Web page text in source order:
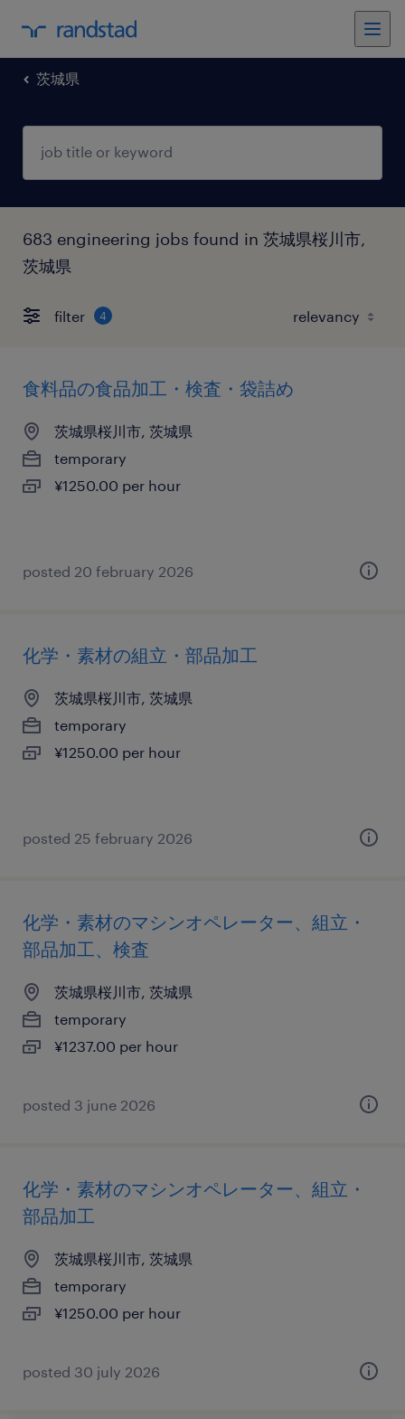
茨城県
683 engineering jobs found in 茨城県桜川市,
茨城県
filter 4
食料品の食品加工・検査・袋詰め
茨城県桜川市, 茨城県
temporary
¥1250.00 per hour
posted 20 february 2026
化学・素材の組立・部品加工
茨城県桜川市, 茨城県
temporary
¥1250.00 per hour
posted 25 february 2026
化学・素材のマシンオペレーター、組立・
部品加工、検査
茨城県桜川市, 茨城県
temporary
¥1237.00 per hour
posted 3 june 2026
化学・素材のマシンオペレーター、組立・
部品加工
茨城県桜川市, 茨城県
temporary
¥1250.00 per hour
posted 30 july 2026